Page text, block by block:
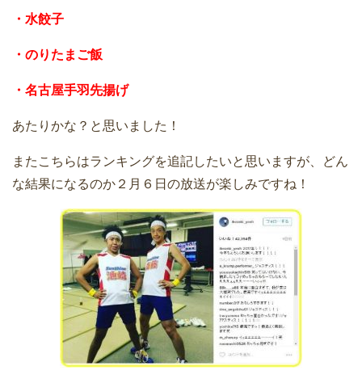
・水餃子
・のりたまご飯
・名古屋手羽先揚げ
あたりかな？と思いました！
またこちらはランキングを追記したいと思いますが、どん
な結果になるのか２月６日の放送が楽しみですね！